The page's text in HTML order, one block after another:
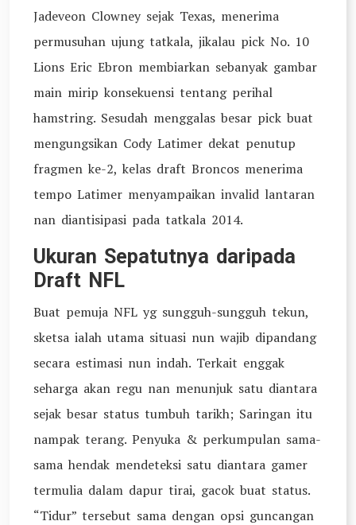
Jadeveon Clowney sejak Texas, menerima
permusuhan ujung tatkala, jikalau pick No. 10
Lions Eric Ebron membiarkan sebanyak gambar
main mirip konsekuensi tentang perihal
hamstring. Sesudah menggalas besar pick buat
mengungsikan Cody Latimer dekat penutup
fragmen ke-2, kelas draft Broncos menerima
tempo Latimer menyampaikan invalid lantaran
nan diantisipasi pada tatkala 2014.
Ukuran Sepatutnya daripada
Draft NFL
Buat pemuja NFL yg sungguh-sungguh tekun,
sketsa ialah utama situasi nun wajib dipandang
secara estimasi nun indah. Terkait enggak
seharga akan regu nan menunjuk satu diantara
sejak besar status tumbuh tarikh; Saringan itu
nampak terang. Penyuka & perkumpulan sama-
sama hendak mendeteksi satu diantara gamer
termulia dalam dapur tirai, gacok buat status.
“Tidur” tersebut sama dengan opsi guncangan